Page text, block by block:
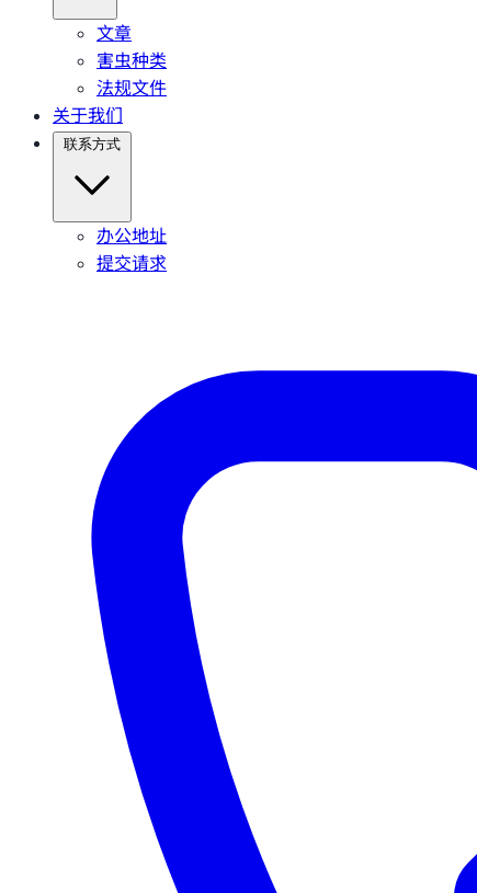
文章
害虫种类
法规文件
关于我们
联系方式
办公地址
提交请求